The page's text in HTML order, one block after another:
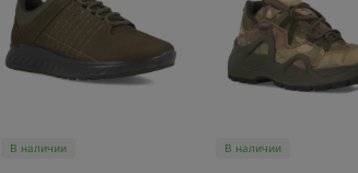
В наличии В наличии